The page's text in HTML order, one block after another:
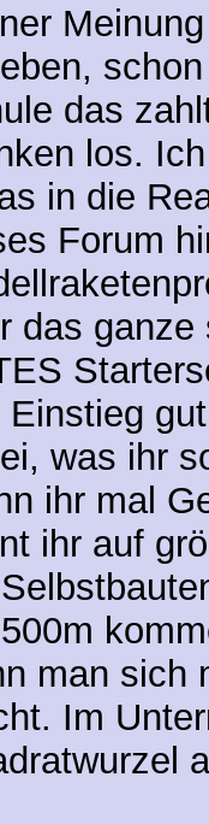
das
los.
in die
Forum
das
Einstieg
was ihr
ihr mal
ihr auf
man sich
Im